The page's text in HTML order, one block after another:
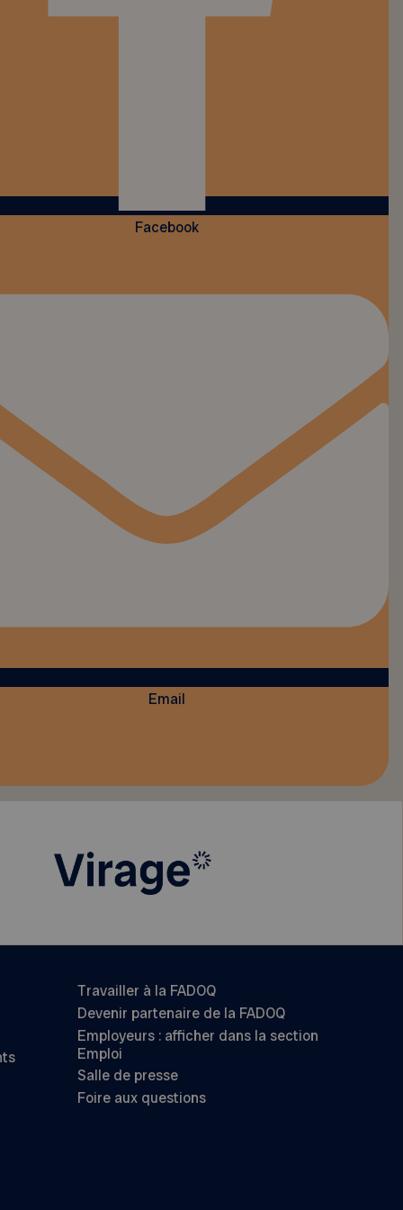
Facebook
Email
Travailler à la FADOQ
Devenir partenaire de la FADOQ
Employeurs : afficher dans la section
Emploi
Salle de presse
Foire aux questions